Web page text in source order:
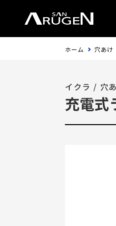
ホーム 穴あけ
イクラ / 穴
充電式